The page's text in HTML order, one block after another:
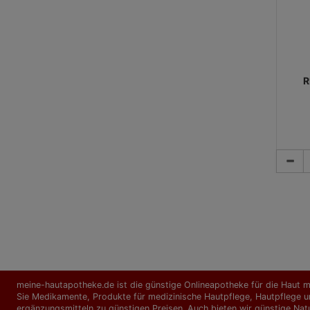
meine-hautapotheke.de ist die günstige Onlineapotheke für die Haut
Sie Medikamente, Produkte für medizinische Hautpflege,